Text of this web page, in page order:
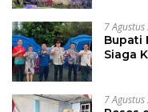
7
Bupati
Siaga
7